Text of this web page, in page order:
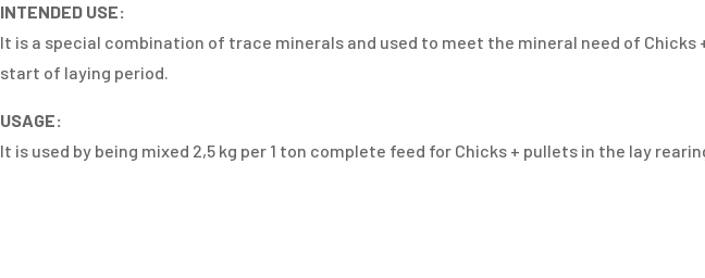
INTENDED USE:
It is a special combination of trace minerals and used to meet the mineral need of Chicks
start of laying period.
USAGE:
It is used by being mixed 2,5 kg per 1 ton complete feed for Chicks + pullets in the lay